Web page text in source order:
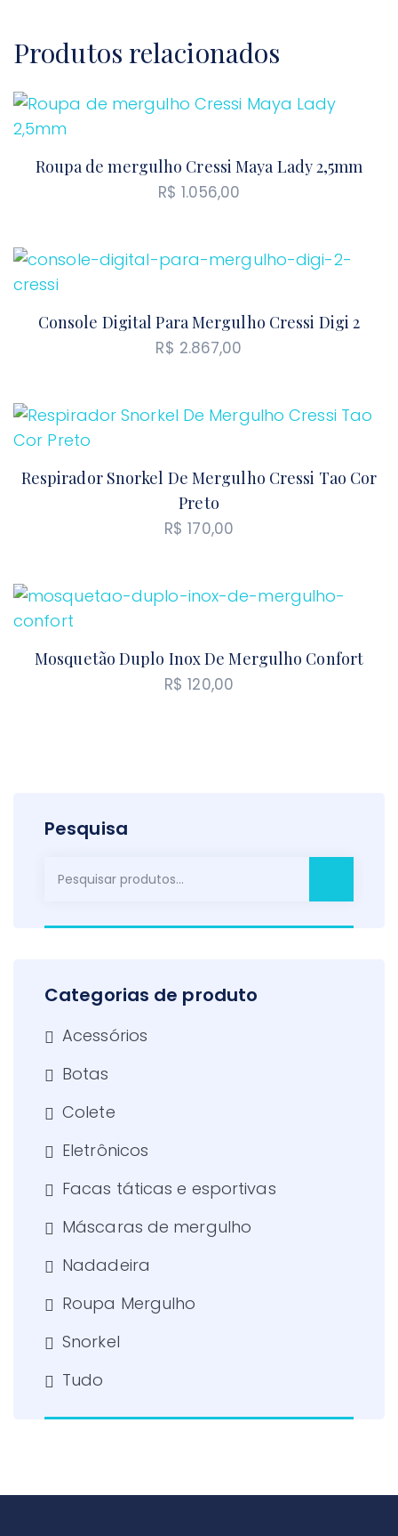
Produtos relacionados
Roupa de mergulho Cressi Maya Lady 2,5mm
R$ 1.056,00
Console Digital Para Mergulho Cressi Digi 2
R$ 2.867,00
Respirador Snorkel De Mergulho Cressi Tao Cor
Preto
R$ 170,00
Mosquetão Duplo Inox De Mergulho Confort
R$ 120,00
Pesquisa
Pesquisar
Categorias de produto
Acessórios
Botas
Colete
Eletrônicos
Facas táticas e esportivas
Máscaras de mergulho
Nadadeira
Roupa Mergulho
Snorkel
Tudo